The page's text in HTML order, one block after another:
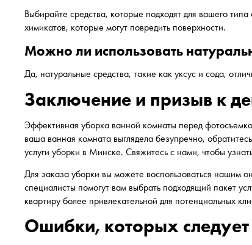
Выбирайте средства, которые подходят для вашего
химикатов, которые могут повредить поверхности.
Можно ли использовать
Да, натуральные средства, такие как уксус и сода,
Заключение и призыв к
Эффективная уборка ванной комнаты перед
ваша ванная комната выглядела безупречно,
услуги уборки в Минске. Свяжитесь с нами, чтобы
Для заказа уборки вы можете воспользоваться нашим
специалисты помогут вам выбрать подходящий пакет
квартиру более привлекательной для потенциальных
Ошибки, которых следует